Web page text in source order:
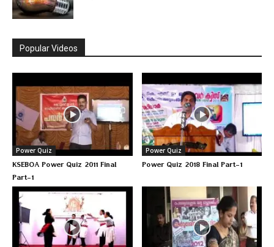
Popular Videos
Power Quiz
KSEBOA Power Quiz 2011 Final
Part-1
Power Quiz
Power Quiz 2018 Final Part-1